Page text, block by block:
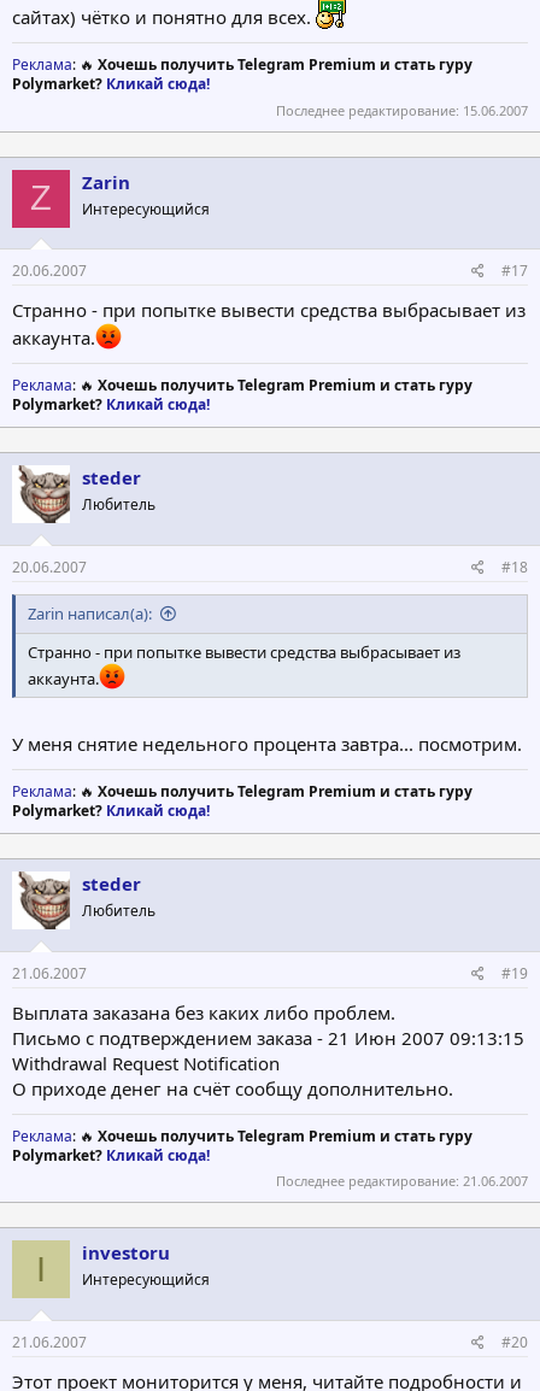
сайтах) чётко и понятно для всех.
Реклама: 🔥 Хочешь получить Telegram Premium и стать гуру
Polymarket? Кликай сюда!
Последнее редактирование: 15.06.2007
Z Zarin
Интересующийся
20.06.2007 #17
Странно - при попытке вывести средства выбрасывает из
аккаунта.
Реклама: 🔥 Хочешь получить Telegram Premium и стать гуру
Polymarket? Кликай сюда!
steder
Любитель
20.06.2007 #18
Zarin написал(а):
Странно - при попытке вывести средства выбрасывает из
аккаунта.
У меня снятие недельного процента завтра... посмотрим.
Реклама: 🔥 Хочешь получить Telegram Premium и стать гуру
Polymarket? Кликай сюда!
steder
Любитель
21.06.2007 #19
Выплата заказана без каких либо проблем.
Письмо с подтверждением заказа - 21 Июн 2007 09:13:15
Withdrawal Request Notification
О приходе денег на счёт сообщу дополнительно.
Реклама: 🔥 Хочешь получить Telegram Premium и стать гуру
Polymarket? Кликай сюда!
Последнее редактирование: 21.06.2007
I investoru
Интересующийся
21.06.2007 #20
Этот проект мониторится у меня, читайте подробности и